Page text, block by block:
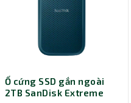
Ổ cứng SSD gắn ngoài
2TB SanDisk Extreme